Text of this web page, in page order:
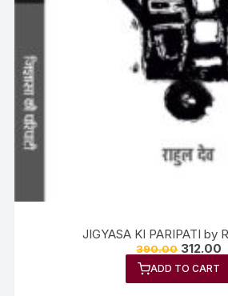
JIGYASA KI PARIPATI by
390.00 312.00
ADD TO CART